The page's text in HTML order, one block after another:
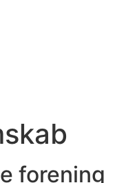
forening